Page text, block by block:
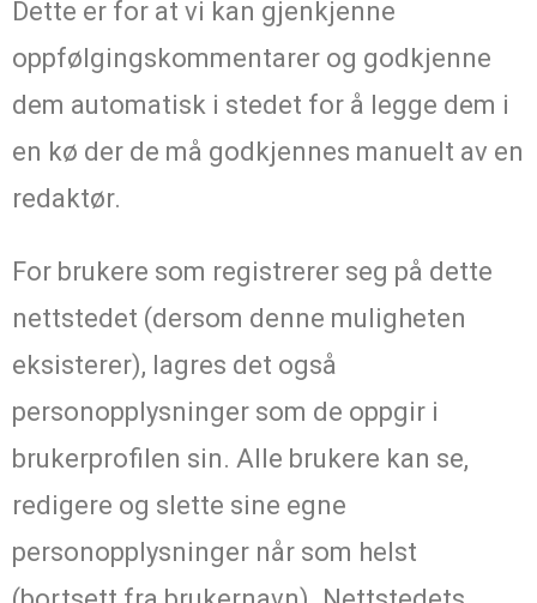
Dette er for at vi kan gjenkjenne
oppfølgingskommentarer og godkjenne
dem automatisk i stedet for å legge dem i
en kø der de må godkjennes manuelt av en
redaktør.
For brukere som registrerer seg på dette
nettstedet (dersom denne muligheten
eksisterer), lagres det også
personopplysninger som de oppgir i
brukerprofilen sin. Alle brukere kan se,
redigere og slette sine egne
personopplysninger når som helst